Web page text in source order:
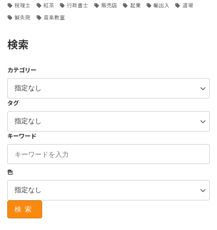
税理士 紅茶 行政書士 販売店 起業 輸出入 道場
鍼灸院 音楽教室
検索
カテゴリー
タグ
キーワード
色
検索